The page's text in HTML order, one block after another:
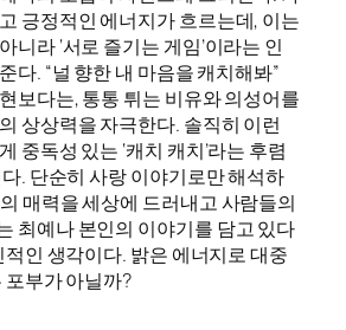
긍정적인 에너지가 흐르는데, 이는
니라 ‘서로 즐기는 게임’이라는 인
다. “널 향한 내 마음을 캐치해봐”
보다는, 통통 튀는 비유와 의성어를
상상력을 자극한다. 솔직히 이런
중독성 있는 ‘캐치 캐치’라는 후렴
. 단순히 사랑 이야기로만 해석하
매력을 세상에 드러내고 사람들의
최예나 본인의 이야기를 담고 있다
적인 생각이다. 밝은 에너지로 대중
포부가 아닐까?